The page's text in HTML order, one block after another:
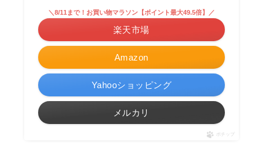
Amazon
＼8/11まで！お買い物マラソン【ポイント最大49.5倍】／
楽天市場
Yahooショッピング
メルカリ
ポチップ